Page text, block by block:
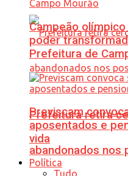
Prefeitura retira
abandonados nos
Campeão
poder
Prefeitura de
Previscam
aposentados e
vida
Política
Tudo